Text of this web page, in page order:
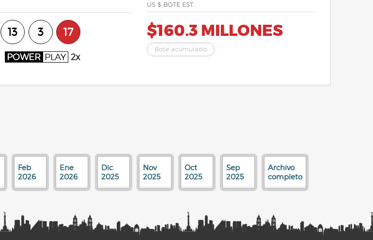
13 3 17
POWER PLAY 2x
US $ BOTE EST.
$160.3 MILLONES
Bote acumulado
Feb
2026
Ene
2026
Dic
2025
Nov
2025
Oct
2025
Sep
2025
Archivo
completo